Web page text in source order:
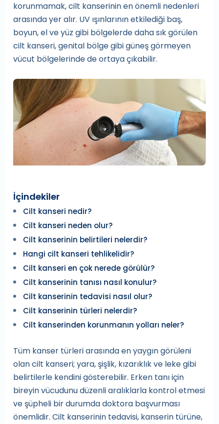
korunmamak, cilt kanserinin en önemli nedenleri
arasında yer alır. UV ışınlarının etkilediği baş,
boyun, el ve yüz gibi bölgelerde daha sık görülen
cilt kanseri, genital bölge gibi güneş görmeyen
vücut bölgelerinde de ortaya çıkabilir.
İçindekiler
Cilt kanseri nedir?
Cilt kanseri neden olur?
Cilt kanserinin belirtileri nelerdir?
Hangi cilt kanseri tehlikelidir?
Cilt kanseri en çok nerede görülür?
Cilt kanserinin tanısı nasıl konulur?
Cilt kanserinin tedavisi nasıl olur?
Cilt kanserinin türleri nelerdir?
Cilt kanserinden korunmanın yolları neler?
Tüm kanser türleri arasında en yaygın görüleni
olan cilt kanseri; yara, şişlik, kızarıklık ve leke gibi
belirtilerle kendini gösterebilir. Erken tanı için
bireyin vücudunu düzenli aralıklarla kontrol etmesi
ve şüpheli bir durumda doktora başvurması
önemlidir. Cilt kanserinin tedavisi, kanserin türüne,